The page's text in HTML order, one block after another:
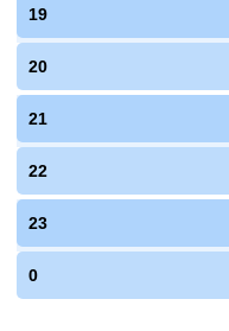
19
20
21
22
23
0